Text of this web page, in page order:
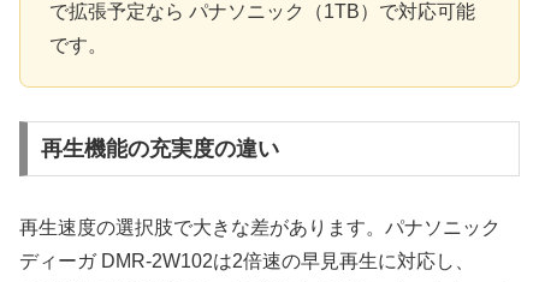
で拡張予定なら パナソニック（1TB）で対応可能
です。
再生機能の充実度の違い
再生速度の選択肢で大きな差があります。パナソニック
ディーガ DMR-2W102は2倍速の早見再生に対応し、